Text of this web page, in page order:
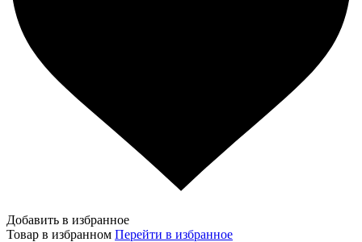
Добавить в избранное
Товар в избранном Перейти в избранное